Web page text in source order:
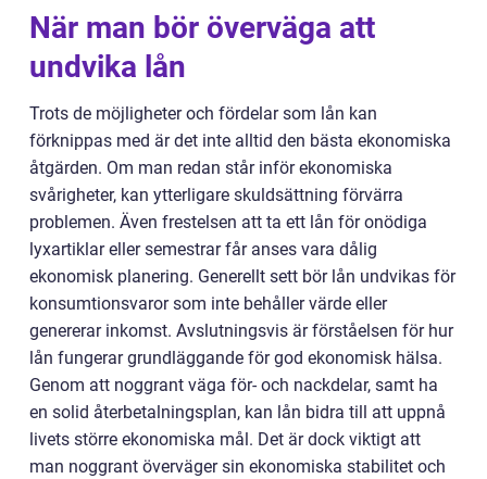
När man bör överväga att
undvika lån
Trots de möjligheter och fördelar som lån kan
förknippas med är det inte alltid den bästa ekonomiska
åtgärden. Om man redan står inför ekonomiska
svårigheter, kan ytterligare skuldsättning förvärra
problemen. Även frestelsen att ta ett lån för onödiga
lyxartiklar eller semestrar får anses vara dålig
ekonomisk planering. Generellt sett bör lån undvikas för
konsumtionsvaror som inte behåller värde eller
genererar inkomst. Avslutningsvis är förståelsen för hur
lån fungerar grundläggande för god ekonomisk hälsa.
Genom att noggrant väga för- och nackdelar, samt ha
en solid återbetalningsplan, kan lån bidra till att uppnå
livets större ekonomiska mål. Det är dock viktigt att
man noggrant överväger sin ekonomiska stabilitet och